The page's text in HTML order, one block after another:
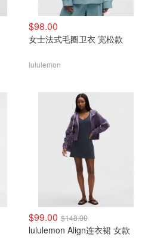
$98.00
女士法式毛圈卫衣 宽松款
lululemon
$99.00 $148.00
lululemon Align连衣裙 女款